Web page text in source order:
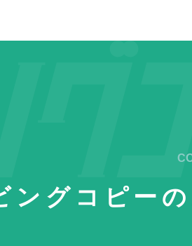
ングコピーの